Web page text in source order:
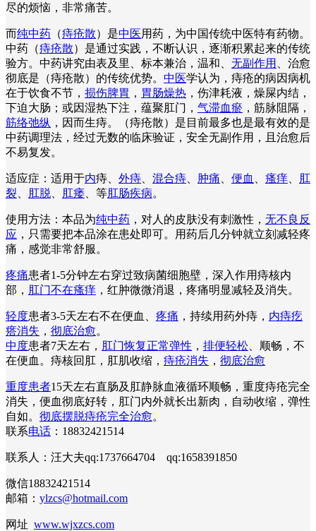
尽的烦恼，非常痛苦。
而纯中药 （痔疮散）是中医用药，为中国传统中医特有药物。
中药（痔疮散）是通过实践，不断认识，逐渐积累起来的传统
验方。中药讲究由表及里、标本兼治，温和、 无副作用
、治愈
彻底是（痔疮散）的传统优势。 中医学认为，痔疮的病因病机
在于饮食不节， 损伤脾胃 ， 胃肠燥热 ，伤津耗液，燥屎内结，
下迫大肠；或因湿热下注，蕴聚肛门， 气滞血瘀 ，筋脉阻隔，
筋络弛纵 ，因而生痔。（痔疮散）是目前最多也是最有效的是
中药调理法，经过无数的临床验证，安全无副作用，且治愈后
不易复发。
适应症：适用于内痔、 外痔 混合痔 肿痛 便血 瘙痒
肛
裂
肛脱 肛瘘 、等肛肠疾病。
使用方法：本品为纯中药 ，对人的皮肤没有刺激性， 无不良反
应 ，只需要把本品涂在患处即可。用药后几分钟就立刻减轻疼
痛，感觉非常舒服。
疼痛患者1-5分钟左右穿过致病菌细胞壁，深入作用痔核内
部， 肛门不在瘙痒 ，红肿微微消退，疼痛明显减轻及消失。
轻度患者3-5天左右不在便血、 疼痛 ，持续用药外痔， 内痔疙
瘩消失 ， 彻底治愈。
中度患者7天左右， 肛门恢复正常弹性 ， 排便轻松 、顺畅，不
在便血。痔核回肛，肛肌收缩， 痔疮消失 ， 彻底治愈
重度患者15天左右直肠及肛静脉血液循环顺畅，重度痔疮完全
消失，便血彻底好转，肛门内外就长出新肉，自动收缩，弹性
自如。 彻底摆脱痔疮完全治愈。
联系电话 ：18832421514
联系人：汪大夫qq:1737664704 qq:1658391850
微信18832421514
邮箱： ylzcs@hotmail.com
网址 www.wjxzcs.com